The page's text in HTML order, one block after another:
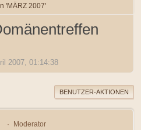
'MÄRZ 2007'
2007, 01:14:38
BENUTZER-AKTIONEN
Moderator